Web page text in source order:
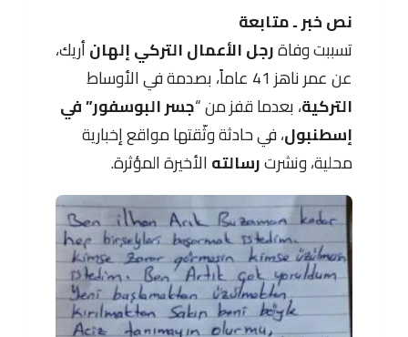
نص خبر ـ متابعة
تسببت وفاةرجل الأعمال التركي إلهانأريك،
عن عمر ناهز 41 عاماً، بصدمة في الأوساط
التركية، بعدما قفز من “جسر البوسفور” في
إسطنبول، في حادثة وثّقتها مواقع إخبارية
محلية، ونشرترسالته الأخيرة المؤثرة.